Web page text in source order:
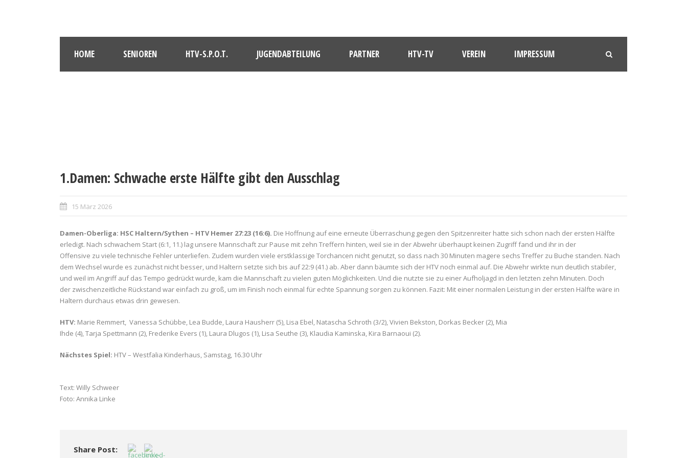
HOME SENIOREN HTV-S.P.O.T. JUGENDABTEILUNG PARTNER HTV-TV VEREIN IMPRESSUM
1.Damen: Schwache erste Hälfte gibt den Ausschlag
15 März 2026
Damen-Oberliga: HSC Haltern/Sythen – HTV Hemer 27:23 (16:6). Die Hoffnung auf eine erneute Überraschung gegen den Spitzenreiter hatte sich schon nach der ersten Hälfte
erledigt. Nach schwachem Start (6:1, 11.) lag unsere Mannschaft zur Pause mit zehn Treffern hinten, weil sie in der Abwehr überhaupt keinen Zugriff fand und ihr in der
Offensive zu viele technische Fehler unterliefen. Zudem wurden viele erstklassige Torchancen nicht genutzt, so dass nach 30 Minuten magere sechs Treffer zu Buche standen. Nach
dem Wechsel wurde es zunächst nicht besser, und Haltern setzte sich bis auf 22:9 (41.) ab. Aber dann bäumte sich der HTV noch einmal auf. Die Abwehr wirkte nun deutlich stabiler,
und weil im Angriff auf das Tempo gedrückt wurde, kam die Mannschaft zu vielen guten Möglichkeiten. Und die nutzte sie zu einer Aufholjagd in den letzten zehn Minuten. Doch
der zwischenzeitliche Rückstand war einfach zu groß, um im Finish noch einmal für echte Spannung sorgen zu können. Fazit: Mit einer normalen Leistung in der ersten Hälfte wäre in
Haltern durchaus etwas drin gewesen.
HTV: Marie Remmert, Vanessa Schübbe, Lea Budde, Laura Hausherr (5), Lisa Ebel, Natascha Schroth (3/2), Vivien Bekston, Dorkas Becker (2), Mia
Ihde (4), Tarja Spettmann (2), Frederike Evers (1), Laura Dlugos (1), Lisa Seuthe (3), Klaudia Kaminska, Kira Barnaoui (2).
Nächstes Spiel: HTV – Westfalia Kinderhaus, Samstag, 16.30 Uhr
Text: Willy Schweer
Foto: Annika Linke
Share Post: